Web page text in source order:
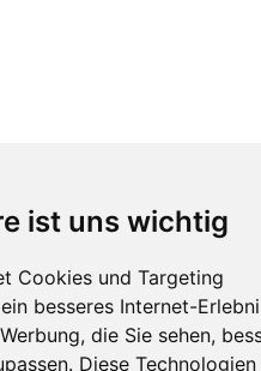
ist uns wichtig
Cookies und Targeting
besseres Internet-
die Sie sehen,
Diese Technologien